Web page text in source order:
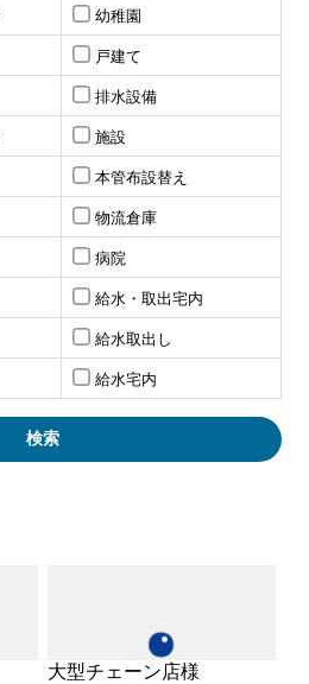
幼稚園
戸建て
排水設備
施設
本管布設替え
物流倉庫
病院
給水・取出宅内
給水取出し
給水宅内
検索
大型チェーン店様